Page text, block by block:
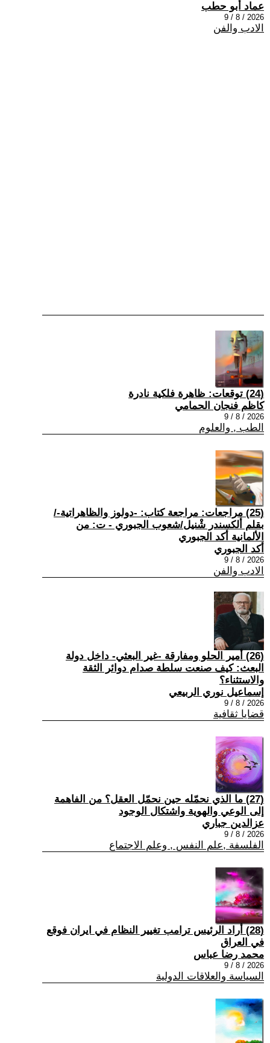
عماد أبو حطب
2026 / 8 / 9
الادب والفن
(24) توقعات: ظاهرة فلكية نادرة
كاظم فنجان الحمامي
2026 / 8 / 9
الطب , والعلوم
(25) مراجعات: مراجعة كتاب: -دولوز والظاهراتية-/
بقلم ألكسندر شْنيل/شعوب الجبوري - ت: من
الألمانية أكد الجبوري
أكد الجبوري
2026 / 8 / 9
الادب والفن
(26) أمير الحلو ومفارقة -غير البعثي- داخل دولة
البعث: كيف صنعت سلطة صدام دوائر الثقة
والاستثناء؟
إسماعيل نوري الربيعي
2026 / 8 / 9
قضايا ثقافية
(27) ما الذي نحمّله حين نحمّل العقل؟ من الفاهمة
إلى الوعي والهوية واشتكال الوجود
عزالدين جباري
2026 / 8 / 9
الفلسفة ,علم النفس , وعلم الاجتماع
(28) أراد الرئيس ترامب تغيير النظام في ايران فوقع
في العراق
محمد رضا عباس
2026 / 8 / 9
السياسة والعلاقات الدولية